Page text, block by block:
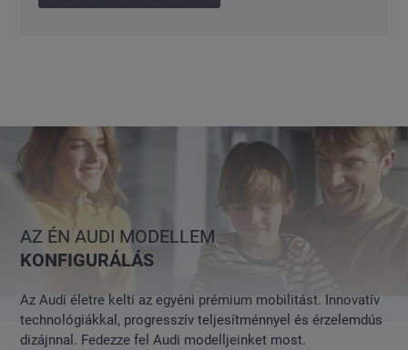
AZ ÉN AUDI MODELLEM
KONFIGURÁLÁS
Az Audi életre kelti az egyéni prémium mobilitást. Innovatív
technológiákkal, progresszív teljesítménnyel és érzelemdús
dizájnnal. Fedezze fel Audi modelljeinket most.